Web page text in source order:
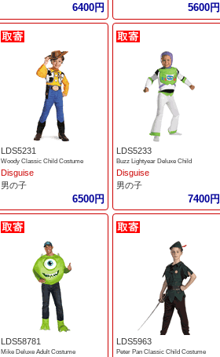
6400円 5600円
LDS5231
Woody Classic Child Costume
Disguise
男の子
6500円
LDS5233
Buzz Lightyear Deluxe Child
Disguise
男の子
7400円
LDS58781
Mike Deluxe Adult Costume
LDS5963
Peter Pan Classic Child Costume